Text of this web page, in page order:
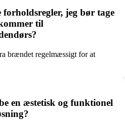
forholdsregler, jeg bør tage
til
brændet regelmæssigt for at
en æstetisk og funktionel